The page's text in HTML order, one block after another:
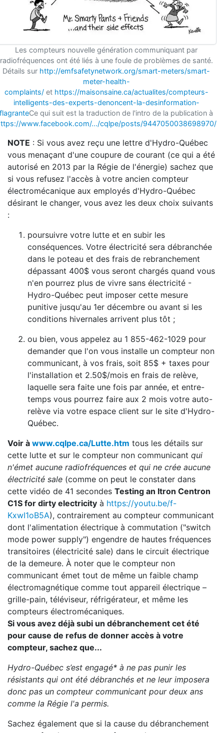
Les compteurs nouvelle génération communiquant par
radiofréquences ont été liés à une foule de problèmes de santé.
Détails sur http://emfsafetynetwork.org/smart-meters/smart-
meter-health-
complaints/et https://maisonsaine.ca/actualites/compteurs-
intelligents-des-experts-denoncent-la-desinformation-
flagranteCe qui suit est la traduction de l'intro de la publication à
www.facebook.com/.../cqlpe/posts/9447050038698970/
NOTE : Si vous avez reçu une lettre d'Hydro-Québec
vous menaçant d'une coupure de courant (ce qui a été
autorisé en 2013 par la Régie de l'énergie) sachez que
si vous refusez l'accès à votre ancien compteur
électromécanique aux employés d'Hydro-Québec
désirant le changer, vous avez les deux choix suivants
:
poursuivre votre lutte et en subir les
conséquences. Votre électricité sera débranchée
dans le poteau et des frais de rebranchement
dépassant 400$ vous seront chargés quand vous
n'en pourrez plus de vivre sans électricité -
Hydro-Québec peut imposer cette mesure
punitive jusqu'au 1er décembre ou avant si les
conditions hivernales arrivent plus tôt ;
ou bien, vous appelez au 1 855-462-1029 pour
demander que l'on vous installe un compteur non
communicant, à vos frais, soit 85$ + taxes pour
l'installation et 2.50$/mois en frais de relève,
laquelle sera faite une fois par année, et entre-
temps vous pourrez faire aux 2 mois votre auto-
relève via votre espace client sur le site d'Hydro-
Québec.
Voir à www.cqlpe.ca/Lutte.htm tous les détails sur
cette lutte et sur le compteur non communicant qui
n'émet aucune radiofréquences et qui ne crée aucune
électricité sale (comme on peut le constater dans
cette vidéo de 41 secondes Testing an Itron Centron
C1S for dirty electricity à https://youtu.be/f-
KxwI1oB5A), contrairement au compteur communicant
dont l'alimentation électrique à commutation ("switch
mode power supply") engendre de hautes fréquences
transitoires (électricité sale) dans le circuit électrique
de la demeure. À noter que le compteur non
communicant émet tout de même un faible champ
électromagnétique comme tout appareil électrique –
grille-pain, téléviseur, réfrigérateur, et même les
compteurs électromécaniques.
Si vous avez déjà subi un débranchement cet été
pour cause de refus de donner accès à votre
compteur, sachez que...
Hydro-Québec s’est engagé* à ne pas punir les
résistants qui ont été débranchés et ne leur imposera
donc pas un compteur communicant pour deux ans
comme la Régie l'a permis.
Sachez également que si la cause du débranchement